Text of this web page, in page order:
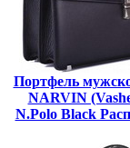
Портфель
NARVIN
N.Polo Black